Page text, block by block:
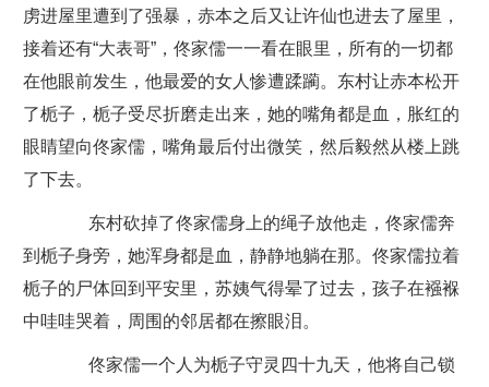
虏进屋里遭到了强暴，赤本之后又让许仙也进去了屋里，
接着还有“大表哥”，佟家儒一一看在眼里，所有的一切都
在他眼前发生，他最爱的女人惨遭蹂躏。东村让赤本松开
了栀子，栀子受尽折磨走出来，她的嘴角都是血，胀红的
眼睛望向佟家儒，嘴角最后付出微笑，然后毅然从楼上跳
了下去。
东村砍掉了佟家儒身上的绳子放他走，佟家儒奔
到栀子身旁，她浑身都是血，静静地躺在那。佟家儒拉着
栀子的尸体回到平安里，苏姨气得晕了过去，孩子在襁褓
中哇哇哭着，周围的邻居都在擦眼泪。
佟家儒一个人为栀子守灵四十九天，他将自己锁